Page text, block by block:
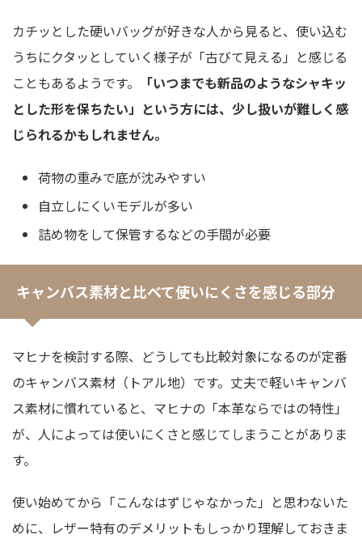
カチッとした硬いバッグが好きな人から見ると、使い込む
うちにクタッとしていく様子が「古びて見える」と感じる
こともあるようです。
「いつまでも新品のようなシャキッ
とした形を保ちたい」という方には、少し扱いが難しく感
じられるかもしれません。
荷物の重みで底が沈みやすい
自立しにくいモデルが多い
詰め物をして保管するなどの手間が必要
キャンバス素材と比べて使いにくさを感じる部分
マヒナを検討する際、どうしても比較対象になるのが定番
のキャンバス素材（トアル地）です。丈夫で軽いキャンバ
ス素材に慣れていると、マヒナの「本革ならではの特性」
が、人によっては使いにくさと感じてしまうことがありま
す。
使い始めてから「こんなはずじゃなかった」と思わないた
めに、レザー特有のデメリットもしっかり理解しておきま